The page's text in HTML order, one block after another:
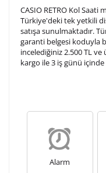
CASIO RETRO Kol Saati
Türkiye'deki tek yetkili
satışa sunulmaktadır.
garanti belgesi koduyla
incelediğiniz 2.500 TL
kargo ile 3 iş günü
Alarm